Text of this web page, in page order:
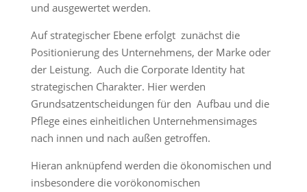
und ausgewertet werden.
Auf strategischer Ebene erfolgt zunächst die
Positionierung des Unternehmens, der Marke oder
der Leistung. Auch die Corporate Identity hat
strategischen Charakter. Hier werden
Grundsatzentscheidungen für den Aufbau und die
Pflege eines einheitlichen Unternehmensimages
nach innen und nach außen getroffen.
Hieran anknüpfend werden die ökonomischen und
insbesondere die vorökonomischen